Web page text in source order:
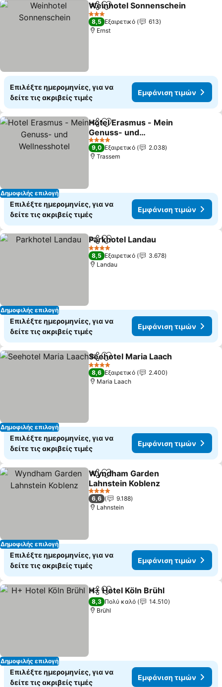
Κοινοποίηση
Προσθήκη στα αγαπημένα
Weinhotel Sonnenschein
3 Αστέρια
8,5 Εξαιρετικό
613
Ernst
Επιλέξτε ημερομηνίες, για να
δείτε τις ακριβείς τιμές
Εμφάνιση τιμών
Δημοφιλής επιλογή
Κοινοποίηση
Προσθήκη στα αγαπημένα
Hotel Erasmus - Mein
Genuss- und
Wellnesshotel
4 Αστέρια
9,0 Εξαιρετικό
2.038
Trassem
Επιλέξτε ημερομηνίες, για να
δείτε τις ακριβείς τιμές
Εμφάνιση τιμών
Δημοφιλής επιλογή
Κοινοποίηση
Προσθήκη στα αγαπημένα
Parkhotel Landau
4 Αστέρια
8,5 Εξαιρετικό
3.678
Landau
Επιλέξτε ημερομηνίες, για να
δείτε τις ακριβείς τιμές
Εμφάνιση τιμών
Δημοφιλής επιλογή
Κοινοποίηση
Προσθήκη στα αγαπημένα
Seehotel Maria Laach
4 Αστέρια
8,6 Εξαιρετικό
2.400
Maria Laach
Επιλέξτε ημερομηνίες, για να
δείτε τις ακριβείς τιμές
Εμφάνιση τιμών
Δημοφιλής επιλογή
Κοινοποίηση
Προσθήκη στα αγαπημένα
Wyndham Garden
Lahnstein Koblenz
4 Αστέρια
6,6
9.188
Lahnstein
Επιλέξτε ημερομηνίες, για να
δείτε τις ακριβείς τιμές
Εμφάνιση τιμών
Δημοφιλής επιλογή
Κοινοποίηση
Προσθήκη στα αγαπημένα
H+ Hotel Köln Brühl
8,3 Πολύ καλό
14.510
Brühl
Επιλέξτε ημερομηνίες, για να
δείτε τις ακριβείς τιμές
Εμφάνιση τιμών